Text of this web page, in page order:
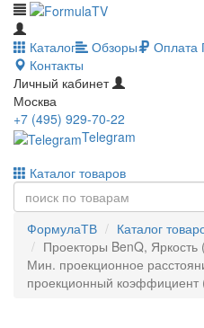
Каталог Обзоры Оплата
Контакты
Личный кабинет
Москва
+7 (495) 929-70-22
Telegram
Каталог товаров
ФормулаТВ Каталог
Проекторы BenQ,
Мин. проекционное
проекционный коэффициент